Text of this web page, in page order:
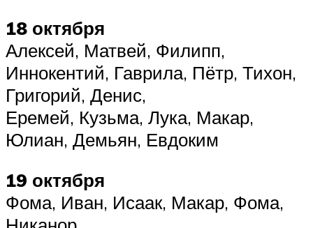
18 октября
Алексей, Матвей, Филипп,
Иннокентий, Гаврила, Пётр, Тихон,
Григорий, Денис,
Еремей, Кузьма, Лука, Макар,
Юлиан, Демьян, Евдоким
19 октября
Фома, Иван, Исаак, Макар, Фома,